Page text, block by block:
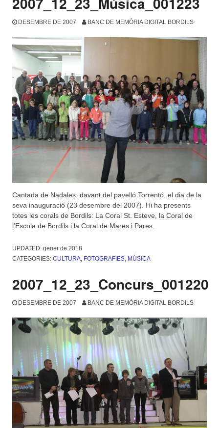
DESEMBRE DE 2007 BANC DE MEMÒRIA DIGITAL BORDILS
Cantada de Nadales davant del pavelló Torrentó, el dia de la
seva inauguració (23 desembre del 2007). Hi ha presents
totes les corals de Bordils: La Coral St. Esteve, la Coral de
l’Escola de Bordils i la Coral de Mares i Pares.
UPDATED: gener de 2018
CATEGORIES: CULTURA, FOTOGRAFIES, MÚSICA
2007_12_23_Concurs_001220
DESEMBRE DE 2007 BANC DE MEMÒRIA DIGITAL BORDILS